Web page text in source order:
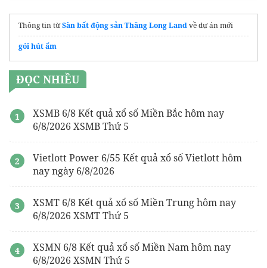
Thông tin từSàn bất động sản Thăng Long Landvề dự án mới
gói hút ẩm
ĐỌC NHIỀU
XSMB 6/8 Kết quả xổ số Miền Bắc hôm nay
6/8/2026 XSMB Thứ 5
Vietlott Power 6/55 Kết quả xổ số Vietlott hôm
nay ngày 6/8/2026
XSMT 6/8 Kết quả xổ số Miền Trung hôm nay
6/8/2026 XSMT Thứ 5
XSMN 6/8 Kết quả xổ số Miền Nam hôm nay
6/8/2026 XSMN Thứ 5